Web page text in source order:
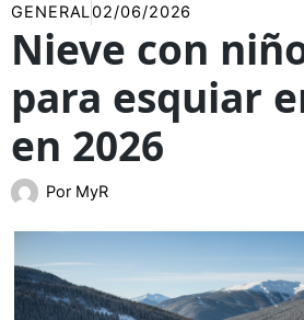
GENERAL02/06/2026
Nieve con
para esquiar
en 2026
Por MyR